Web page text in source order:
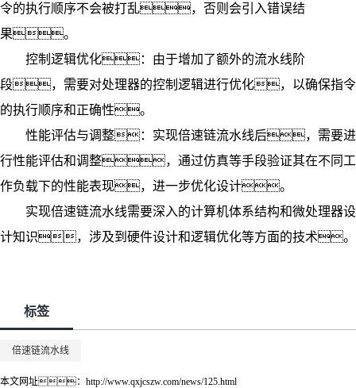
令的执行顺序不会被打乱，否则会引入错误结
果。
控制逻辑优化：由于增加了额外的流水线阶
段，需要对处理器的控制逻辑进行优化，以确保指令
的执行顺序和正确性。
性能评估与调整：实现倍速链流水线后，需要进
行性能评估和调整，通过仿真等手段验证其在不同工
作负载下的性能表现，进一步优化设计。
实现倍速链流水线需要深入的计算机体系结构和微处理器设
计知识，涉及到硬件设计和逻辑优化等方面的技术。
标签
倍速链流水线
本文网址： http://www.qxjcszw.com/news/125.html